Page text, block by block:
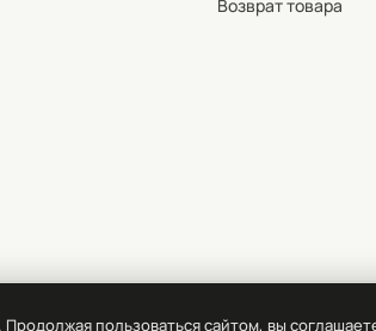
Возврат товара
пользоваться сайтом, вы